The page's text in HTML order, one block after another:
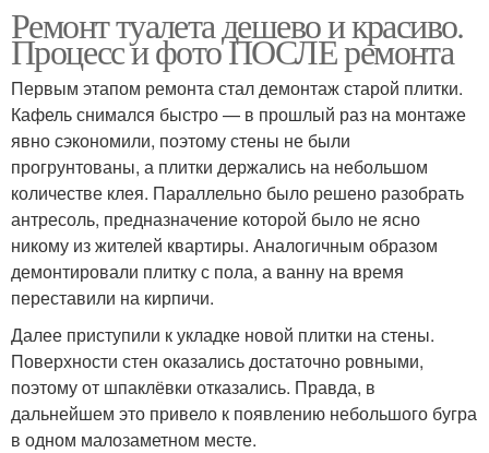
Ремонт туалета дешево и красиво.
Процесс и фото ПОСЛЕ ремонта
Первым этапом ремонта стал демонтаж старой плитки.
Кафель снимался быстро — в прошлый раз на монтаже
явно сэкономили, поэтому стены не были
прогрунтованы, а плитки держались на небольшом
количестве клея. Параллельно было решено разобрать
антресоль, предназначение которой было не ясно
никому из жителей квартиры. Аналогичным образом
демонтировали плитку с пола, а ванну на время
переставили на кирпичи.
Далее приступили к укладке новой плитки на стены.
Поверхности стен оказались достаточно ровными,
поэтому от шпаклёвки отказались. Правда, в
дальнейшем это привело к появлению небольшого бугра
в одном малозаметном месте.